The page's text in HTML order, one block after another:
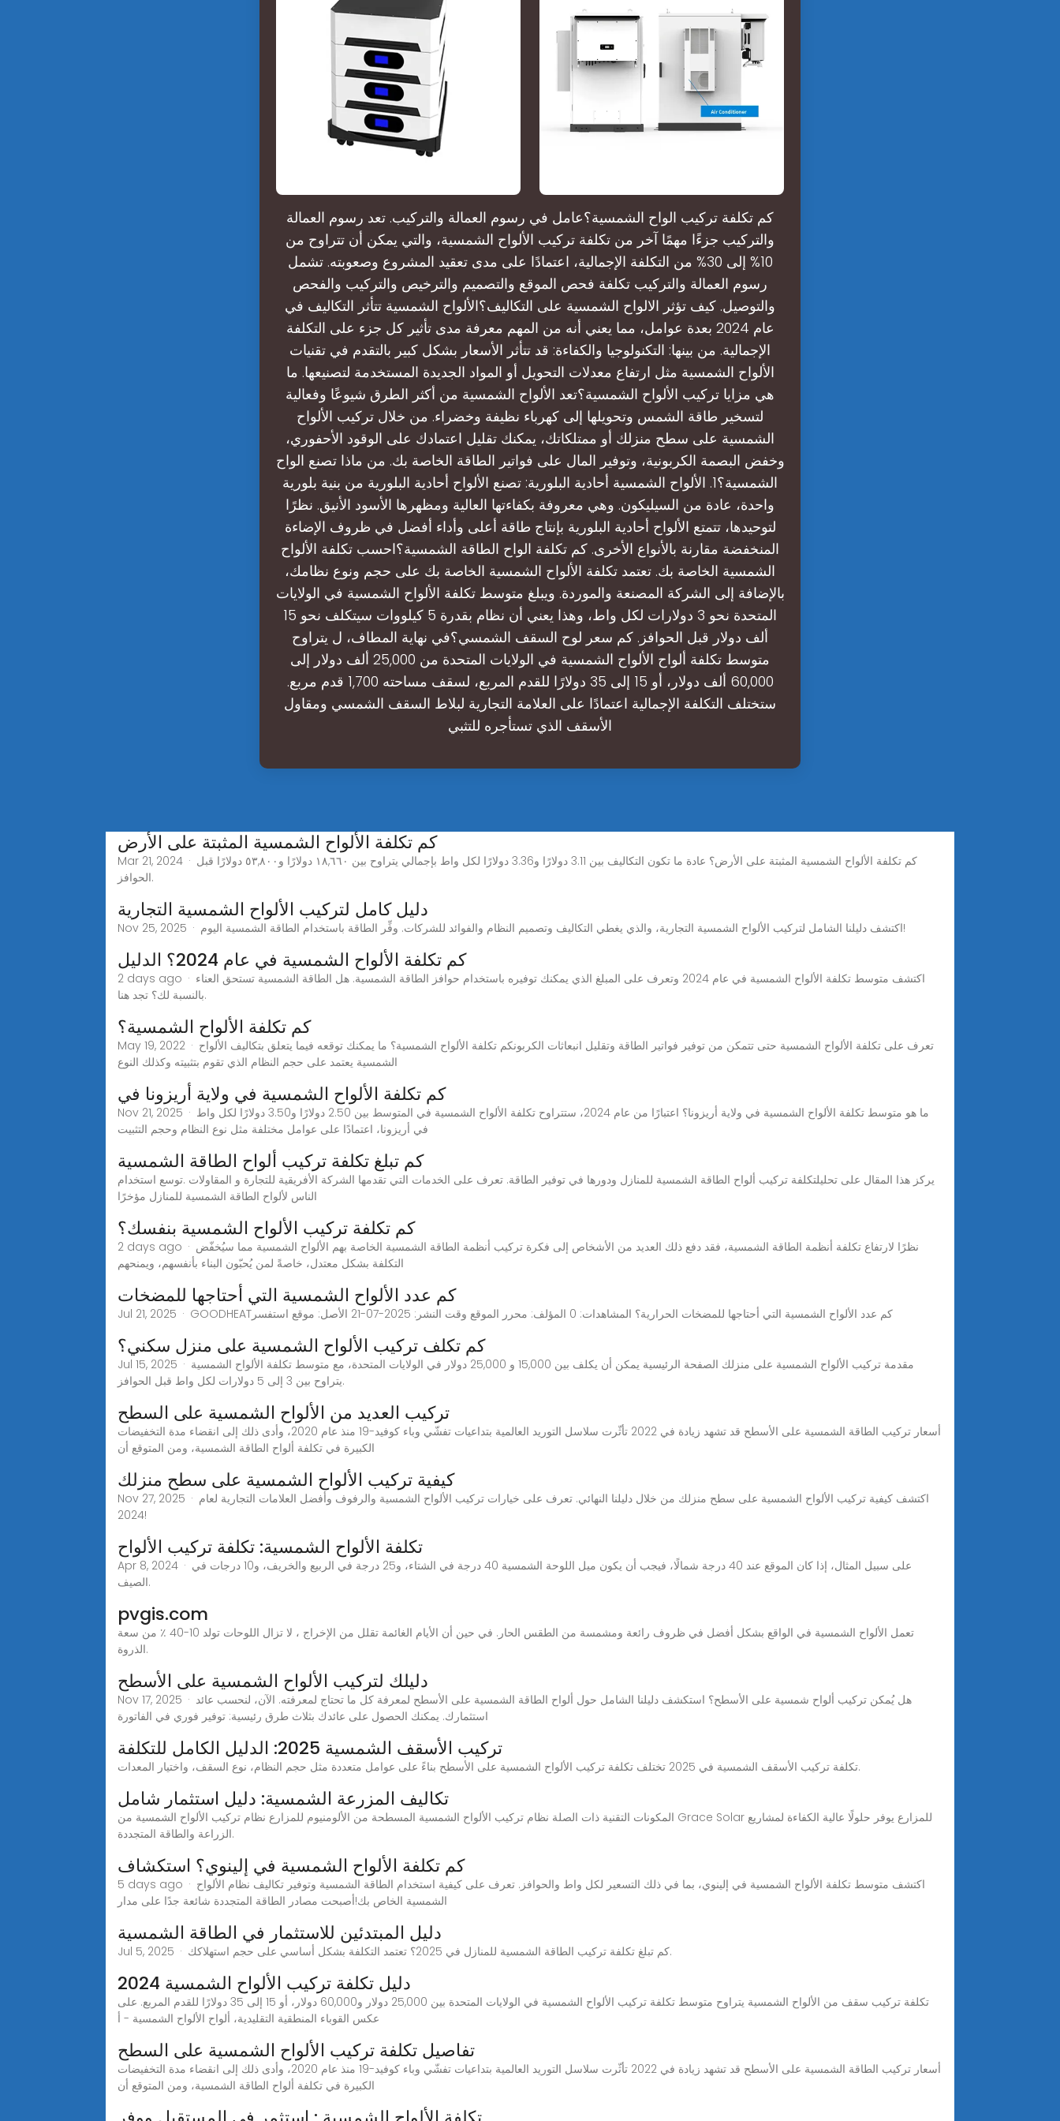
كم تكلفة تركيب الواح الشمسية؟عامل في رسوم العمالة والتركيب. تعد رسوم العمالة
والتركيب جزءًا مهمًا آخر من تكلفة تركيب الألواح الشمسية، والتي يمكن أن تتراوح من
10% إلى 30% من التكلفة الإجمالية، اعتمادًا على مدى تعقيد المشروع وصعوبته. تشمل
رسوم العمالة والتركيب تكلفة فحص الموقع والتصميم والترخيص والتركيب والفحص
والتوصيل. كيف تؤثر الالواح الشمسية على التكاليف؟الألواح الشمسية تتأثر التكاليف في
عام 2024 بعدة عوامل، مما يعني أنه من المهم معرفة مدى تأثير كل جزء على التكلفة
الإجمالية. من بينها: التكنولوجيا والكفاءة: قد تتأثر الأسعار بشكل كبير بالتقدم في تقنيات
الألواح الشمسية مثل ارتفاع معدلات التحويل أو المواد الجديدة المستخدمة لتصنيعها. ما
هي مزايا تركيب الألواح الشمسية؟تعد الألواح الشمسية من أكثر الطرق شيوعًا وفعالية
لتسخير طاقة الشمس وتحويلها إلى كهرباء نظيفة وخضراء. من خلال تركيب الألواح
الشمسية على سطح منزلك أو ممتلكاتك، يمكنك تقليل اعتمادك على الوقود الأحفوري،
وخفض البصمة الكربونية، وتوفير المال على فواتير الطاقة الخاصة بك. من ماذا تصنع الواح
الشمسية؟1. الألواح الشمسية أحادية البلورية: تصنع الألواح أحادية البلورية من بنية بلورية
واحدة، عادة من السيليكون. وهي معروفة بكفاءتها العالية ومظهرها الأسود الأنيق. نظرًا
لتوحيدها، تتمتع الألواح أحادية البلورية بإنتاج طاقة أعلى وأداء أفضل في ظروف الإضاءة
المنخفضة مقارنة بالأنواع الأخرى. كم تكلفة الواح الطاقة الشمسية؟احسب تكلفة الألواح
الشمسية الخاصة بك. تعتمد تكلفة الألواح الشمسية الخاصة بك على حجم ونوع نظامك،
بالإضافة إلى الشركة المصنعة والموردة. ويبلغ متوسط ​​تكلفة الألواح الشمسية في الولايات
المتحدة نحو 3 دولارات لكل واط، وهذا يعني أن نظام بقدرة 5 كيلووات سيتكلف نحو 15
ألف دولار قبل الحوافز. كم سعر لوح السقف الشمسي؟في نهاية المطاف، ل يتراوح
متوسط ​​تكلفة ألواح الألواح الشمسية في الولايات المتحدة من 25,000 ألف دولار إلى
60,000 ألف دولار، أو 15 إلى 35 دولارًا للقدم المربع، لسقف مساحته 1,700 قدم مربع.
ستختلف التكلفة الإجمالية اعتمادًا على العلامة التجارية لبلاط السقف الشمسي ومقاول
الأسقف الذي تستأجره للتثبي
كم تكلفة الألواح الشمسية المثبتة على الأرض
Mar 21, 2024 · كم تكلفة الألواح الشمسية المثبتة على الأرض؟ عادة ما تكون التكاليف بين 3.11 دولارًا و3.36 دولارًا لكل واط بإجمالي يتراوح بين ١٨,٦٦٠ دولارًا و٥٣,٨٠٠ دولارًا قبل
الحوافز.
دليل كامل لتركيب الألواح الشمسية التجارية
Nov 25, 2025 · اكتشف دليلنا الشامل لتركيب الألواح الشمسية التجارية، والذي يغطي التكاليف وتصميم النظام والفوائد للشركات. وفِّر الطاقة باستخدام الطاقة الشمسية اليوم!
كم تكلفة الألواح الشمسية في عام 2024؟ الدليل
2 days ago · اكتشف متوسط تكلفة الألواح الشمسية في عام 2024 وتعرف على المبلغ الذي يمكنك توفيره باستخدام حوافز الطاقة الشمسية. هل الطاقة الشمسية تستحق العناء
بالنسبة لك؟ تجد هنا.
كم تكلفة الألواح الشمسية؟
May 19, 2022 · تعرف على تكلفة الألواح الشمسية حتى تتمكن من توفير فواتير الطاقة وتقليل انبعاثات الكربونكم تكلفة الألواح الشمسية؟ ما يمكنك توقعه فيما يتعلق بتكاليف الألواح
الشمسية يعتمد على حجم النظام الذي تقوم بتثبيته وكذلك النوع
كم تكلفة الألواح الشمسية في ولاية أريزونا في
Nov 21, 2025 · ما هو متوسط تكلفة الألواح الشمسية في ولاية أريزونا؟ اعتبارًا من عام 2024، ستتراوح تكلفة الألواح الشمسية في المتوسط بين 2.50 دولارًا و3.50 دولارًا لكل واط
في أريزونا، اعتمادًا على عوامل مختلفة مثل نوع النظام وحجم التثبيت
كم تبلغ تكلفة تركيب ألواح الطاقة الشمسية
يركز هذا المقال على تحليلتكلفة تركيب ألواح الطاقة الشمسية للمنازل ودورها في توفير الطاقة. تعرف على الخدمات التي تقدمها الشركة الأفريقية للتجارة و المقاولات .توسع استخدام
الناس لألواح الطاقة الشمسية للمنازل مؤخرًا
كم تكلفة تركيب الألواح الشمسية بنفسك؟
2 days ago · نظرًا لارتفاع تكلفة أنظمة الطاقة الشمسية، فقد دفع ذلك العديد من الأشخاص إلى فكرة تركيب أنظمة الطاقة الشمسية الخاصة بهم الألواح الشمسية مما سيُخفّض
التكلفة بشكل معتدل، خاصةً لمن يُحبّون البناء بأنفسهم، ويمنحهم
كم عدد الألواح الشمسية التي أحتاجها للمضخات
Jul 21, 2025 · GOODHEATكم عدد الألواح الشمسية التي أحتاجها للمضخات الحرارية؟ المشاهدات: 0 المؤلف: محرر الموقع وقت النشر: 2025-07-21 الأصل: موقع استفسر
كم تكلف تركيب الألواح الشمسية على منزل سكني؟
Jul 15, 2025 · مقدمة تركيب الألواح الشمسية على منزلك الصفحة الرئيسية يمكن أن يكلف بين 15,000 و 25,000 دولار في الولايات المتحدة، مع متوسط تكلفة الألواح الشمسية
يتراوح بين 3 إلى 5 دولارات لكل واط قبل الحوافز.
تركيب العديد من الألواح الشمسية على السطح
أسعار تركيب الطاقة الشمسية على الأسطح قد تشهد زيادة في 2022 تأثّرت سلاسل التوريد العالمية بتداعيات تفشّي وباء كوفيد-19 منذ عام 2020، وأدى ذلك إلى انقضاء مدة التخفيضات
الكبيرة في تكلفة ألواح الطاقة الشمسية، ومن المتوقع أن
كيفية تركيب الألواح الشمسية على سطح منزلك
Nov 27, 2025 · اكتشف كيفية تركيب الألواح الشمسية على سطح منزلك من خلال دليلنا النهائي. تعرف على خيارات تركيب الألواح الشمسية والرفوف وأفضل العلامات التجارية لعام
2024!
تكلفة الألواح الشمسية: تكلفة تركيب الألواح
Apr 8, 2024 · على سبيل المثال، إذا كان الموقع عند 40 درجة شمالًا، فيجب أن يكون ميل اللوحة الشمسية 40 درجة في الشتاء، و25 درجة في الربيع والخريف، و10 درجات في
الصيف.
pvgis.com
تعمل الألواح الشمسية في الواقع بشكل أفضل في ظروف رائعة ومشمسة من الطقس الحار. في حين أن الأيام الغائمة تقلل من الإخراج ، لا تزال اللوحات تولد 10-40 ٪ من سعة
الذروة.
دليلك لتركيب الألواح الشمسية على الأسطح
Nov 17, 2025 · هل يُمكن تركيب ألواح شمسية على الأسطح؟ استكشف دليلنا الشامل حول ألواح الطاقة الشمسية على الأسطح لمعرفة كل ما تحتاج لمعرفته. الآن، لنحسب عائد
استثمارك. يمكنك الحصول على عائدك بثلاث طرق رئيسية: توفير فوري في الفاتورة
تركيب الأسقف الشمسية 2025: الدليل الكامل للتكلفة
تكلفة تركيب الأسقف الشمسية في 2025 تختلف تكلفة تركيب الألواح الشمسية على الأسطح بناءً على عوامل متعددة مثل حجم النظام، نوع السقف، واختيار المعدات.
تكاليف المزرعة الشمسية: دليل استثمار شامل
المكونات التقنية ذات الصلة نظام تركيب الألواح الشمسية المسطحة من الألومنيوم للمزارع نظام تركيب الألواح الشمسية من Grace Solar للمزارع يوفر حلولًا عالية الكفاءة لمشاريع
الزراعة والطاقة المتجددة.
كم تكلفة الألواح الشمسية في إلينوي؟ استكشاف
5 days ago · اكتشف متوسط تكلفة الألواح الشمسية في إلينوي، بما في ذلك التسعير لكل واط والحوافز. تعرف على كيفية استخدام الطاقة الشمسية وتوفير تكاليف نظام الألواح
الشمسية الخاص بك!أصبحت مصادر الطاقة المتجددة شائعة جدًا على مدار
دليل المبتدئين للاستثمار في الطاقة الشمسية
Jul 5, 2025 · كم تبلغ تكلفة تركيب الطاقة الشمسية للمنازل في 2025؟ تعتمد التكلفة بشكل أساسي على حجم استهلاكك.
دليل تكلفة تركيب الألواح الشمسية 2024
تكلفة تركيب سقف من الألواح الشمسية يتراوح متوسط تكلفة تركيب الألواح الشمسية في الولايات المتحدة بين 25,000 دولار و60,000 دولار، أو 15 إلى 35 دولارًا للقدم المربع. على
عكس القوباء المنطقية التقليدية، ألواح الألواح الشمسية - أ
تفاصيل تكلفة تركيب الألواح الشمسية على السطح
أسعار تركيب الطاقة الشمسية على الأسطح قد تشهد زيادة في 2022 تأثّرت سلاسل التوريد العالمية بتداعيات تفشّي وباء كوفيد-19 منذ عام 2020، وأدى ذلك إلى انقضاء مدة التخفيضات
الكبيرة في تكلفة ألواح الطاقة الشمسية، ومن المتوقع أن